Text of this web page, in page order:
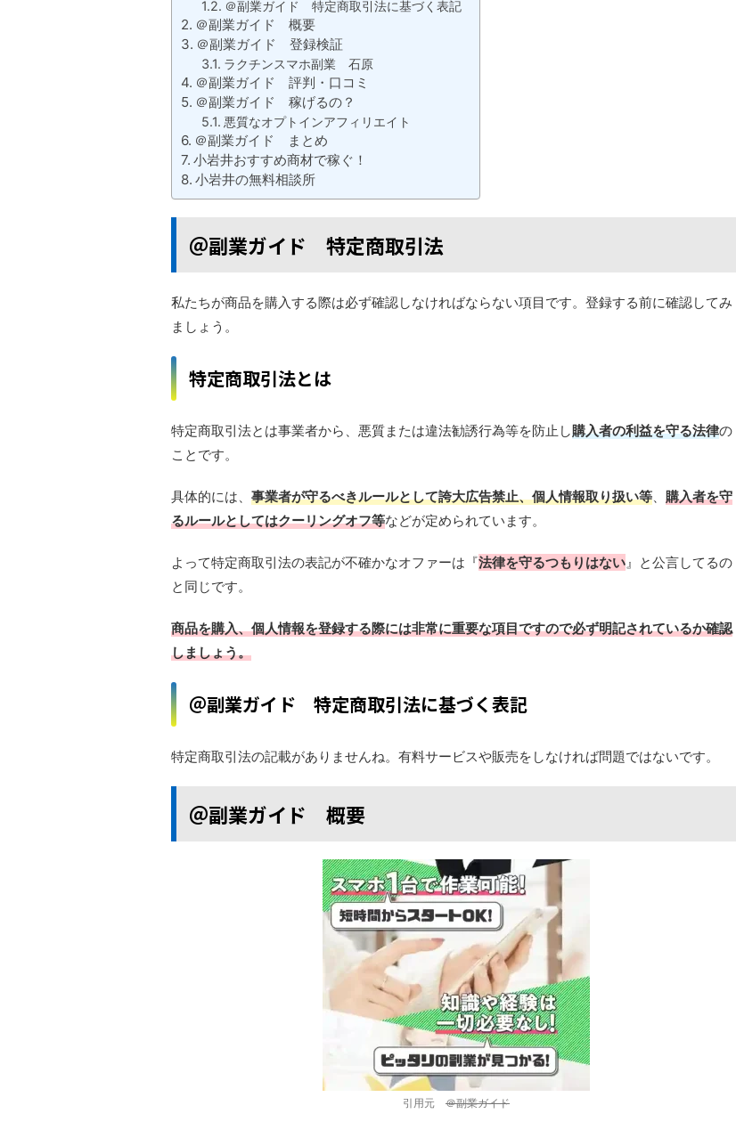
＠副業ガイド 特定商取引法に基づく表記
＠副業ガイド 概要
＠副業ガイド 登録検証
ラクチンスマホ副業 石原
＠副業ガイド 評判・口コミ
＠副業ガイド 稼げるの？
悪質なオプトインアフィリエイト
＠副業ガイド まとめ
小岩井おすすめ商材で稼ぐ！
小岩井の無料相談所
＠副業ガイド 特定商取引法
私たちが商品を購入する際は必ず確認しなければならない項目です。登録する前に確認してみ
ましょう。
特定商取引法とは
特定商取引法とは事業者から、悪質または違法勧誘行為等を防止し購入者の利益を守る法律の
ことです。
具体的には、 事業者が守るべきルールとして誇大広告禁止、個人情報取り扱い等
購入者を守
るルールとしてはクーリングオフ等などが定められています。
よって特定商取引法の表記が不確かなオファーは『法律を守るつもりはない 』と公言してるの
と同じです。
商品を購入、個人情報を登録する際には非常に重要な項目ですので必ず明記されているか確認
しましょう。
＠副業ガイド 特定商取引法に基づく表記
特定商取引法の記載がありませんね。有料サービスや販売をしなければ問題ではないです。
＠副業ガイド 概要
引用元 ＠副業ガイド